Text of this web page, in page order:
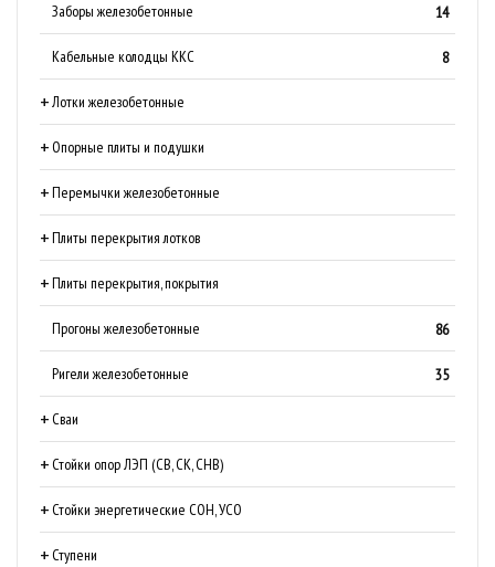
Заборы железобетонные 14
Кабельные колодцы ККС 8
Лотки железобетонные
Опорные плиты и подушки
Перемычки железобетонные
Плиты перекрытия лотков
Плиты перекрытия, покрытия
Прогоны железобетонные 86
Ригели железобетонные 35
Сваи
Стойки опор ЛЭП (СВ, СК, СНВ)
Стойки энергетические СОН, УСО
Ступени